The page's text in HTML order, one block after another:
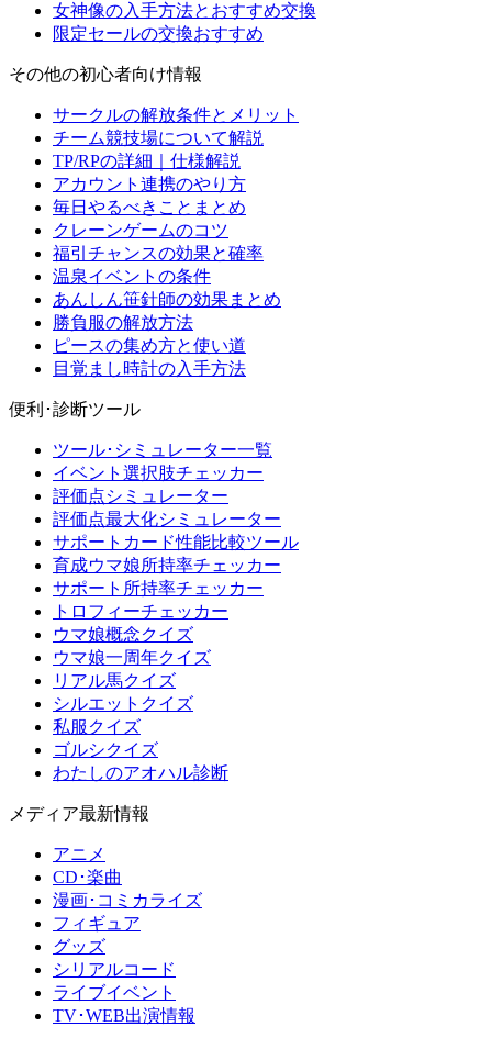
女神像の入手方法とおすすめ交換
限定セールの交換おすすめ
その他の初心者向け情報
サークルの解放条件とメリット
チーム競技場について解説
TP/RPの詳細｜仕様解説
アカウント連携のやり方
毎日やるべきことまとめ
クレーンゲームのコツ
福引チャンスの効果と確率
温泉イベントの条件
あんしん笹針師の効果まとめ
勝負服の解放方法
ピースの集め方と使い道
目覚まし時計の入手方法
便利･診断ツール
ツール･シミュレーター一覧
イベント選択肢チェッカー
評価点シミュレーター
評価点最大化シミュレーター
サポートカード性能比較ツール
育成ウマ娘所持率チェッカー
サポート所持率チェッカー
トロフィーチェッカー
ウマ娘概念クイズ
ウマ娘一周年クイズ
リアル馬クイズ
シルエットクイズ
私服クイズ
ゴルシクイズ
わたしのアオハル診断
メディア最新情報
アニメ
CD･楽曲
漫画･コミカライズ
フィギュア
グッズ
シリアルコード
ライブイベント
TV･WEB出演情報